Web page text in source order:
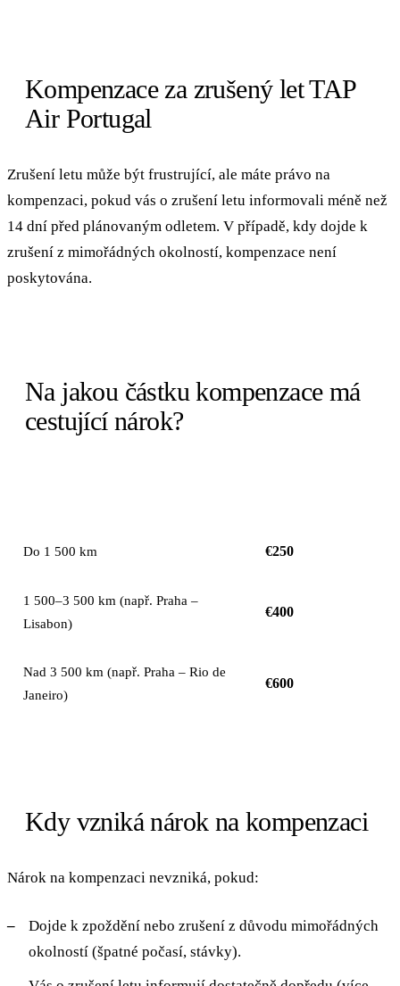
Kompenzace za zrušený let TAP
Air Portugal
Zrušení letu může být frustrující, ale máte právo na
kompenzaci, pokud vás o zrušení letu informovali méně než
14 dní před plánovaným odletem. V případě, kdy dojde k
zrušení z mimořádných okolností, kompenzace není
poskytována.
Na jakou částku kompenzace má
cestující nárok?
Do 1 500 km €250
1 500–3 500 km (např. Praha –
Lisabon)
€400
Nad 3 500 km (např. Praha – Rio de
Janeiro)
€600
Kdy vzniká nárok na kompenzaci
Nárok na kompenzaci nevzniká, pokud:
Dojde k zpoždění nebo zrušení z důvodu mimořádných
okolností (špatné počasí, stávky).